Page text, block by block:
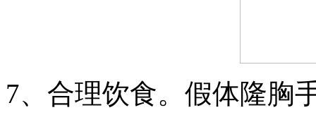
7、合理饮食。假体隆胸